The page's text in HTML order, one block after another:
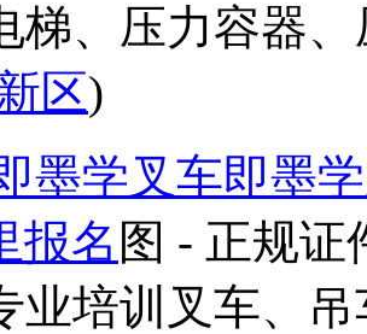
梯、压力容器
区)
墨学叉车即墨
报名 图 - 正规证
业培训叉车、